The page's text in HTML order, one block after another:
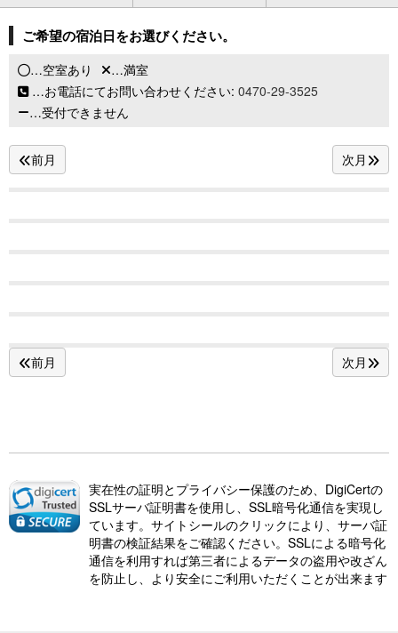
ご希望の宿泊日をお選びください。
…空室あり
…満室
…お電話にてお問い合わせください: 0470-29-3525
…受付できません
前月 次月
前月 次月
実在性の証明とプライバシー保護のため、DigiCertの
SSLサーバ証明書を使用し、SSL暗号化通信を実現し
ています。サイトシールのクリックにより、サーバ証
明書の検証結果をご確認ください。SSLによる暗号化
通信を利用すれば第三者によるデータの盗用や改ざん
を防止し、より安全にご利用いただくことが出来ます